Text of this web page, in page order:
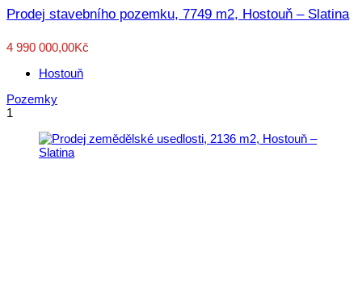
Prodej stavebního pozemku, 7749 m2, Hostouň – Slatina
4 990 000,00Kč
Hostouň
Pozemky
1